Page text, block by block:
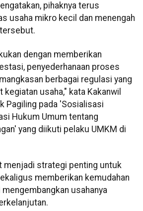
pihaknya terus
usaha mikro kecil dan menengah
dengan memberikan
penyederhanaan proses
berbagai regulasi yang
kegiatan usaha," kata Kakanwil
Pagiling pada 'Sosialisasi
Hukum Umum tentang
yang diikuti pelaku UMKM di
menjadi strategi penting untuk
memberikan kemudahan
usahanya